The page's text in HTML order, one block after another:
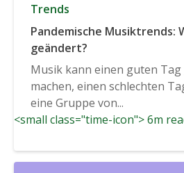
Trends
Pandemische Musiktrends:
geändert?
Musik kann einen guten
machen, einen schlechten
eine Gruppe von...
<small class="time-icon"> 6m